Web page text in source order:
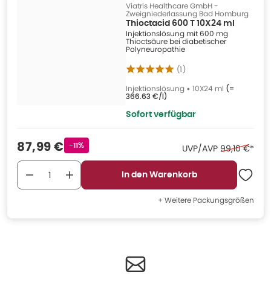
Viatris Healthcare GmbH -
Zweigniederlassung Bad Homburg
Thioctacid 600 T 10X24 ml
Injektionslösung mit 600 mg
Thioctsäure bei diabetischer
Polyneuropathie
(1)
Injektionslösung • 10X24 ml (=
366.63 €/l)
Sofort verfügbar
Verkaufspreis
87,99 € Rabattstempel
-11% UVP/AVP Ehemaliger
99,10 €*
In den Warenkorb
+ Weitere Packungsgrößen